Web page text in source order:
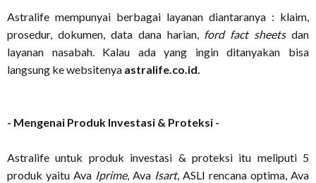
Astralife mempunyai berbagai layanan diantaranya : klaim,
prosedur, dokumen, data dana harian, ford fact sheetsdan
layanan nasabah. Kalau ada yang ingin ditanyakan bisa
langsung ke websitenya astralife.co.id.
- Mengenai Produk Investasi & Proteksi -
Astralife untuk produk investasi & proteksi itu meliputi 5
produk yaitu Ava Iprime, Ava Isart, ASLI rencana optima, Ava